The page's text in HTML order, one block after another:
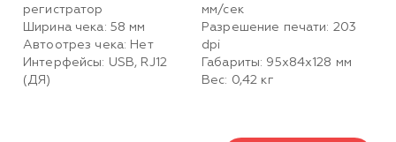
регистратор
Ширина чека: 58 мм
Автоотрез чека: Нет
Интерфейсы: USB, RJ12
(ДЯ)
мм/сек
Разрешение печати: 203
dpi
Габариты: 95х84х128 мм
Вес: 0,42 кг